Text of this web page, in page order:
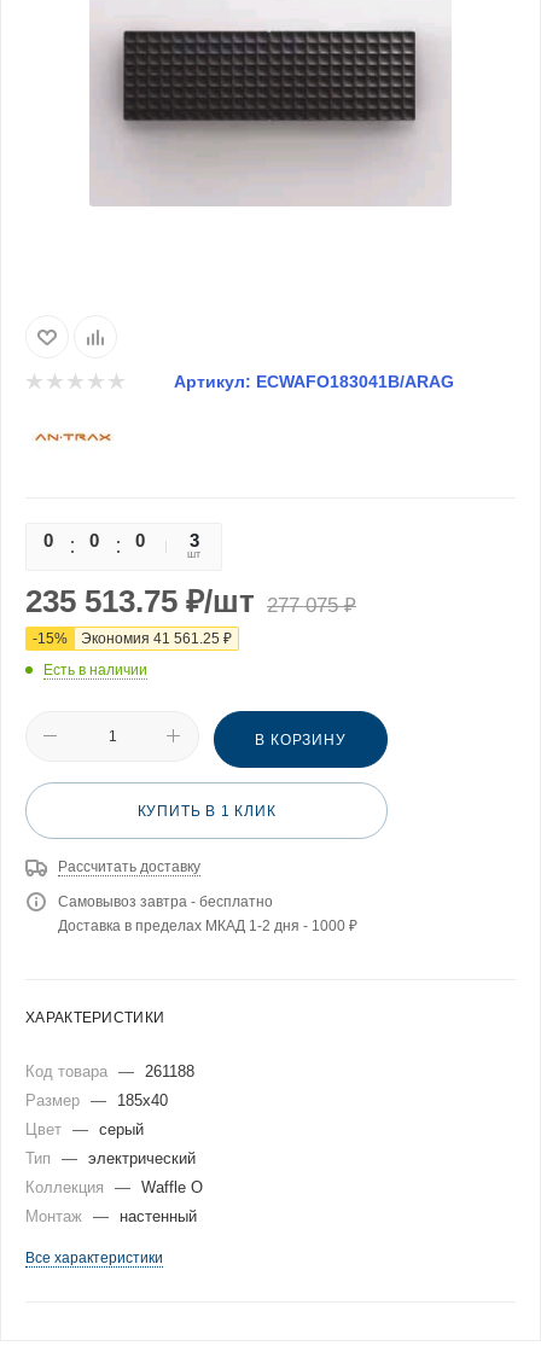
Артикул: ECWAFO183041B/ARAG
0 0 0 03
шт
235 513.75 ₽/шт 277 075₽
-15% Экономия 41 561.25 ₽
Есть в наличии
В КОРЗИНУ
КУПИТЬ В 1 КЛИК
Рассчитать доставку
Самовывоз завтра - бесплатно
Доставка в пределах МКАД 1-2 дня - 1000 ₽
ХАРАКТЕРИСТИКИ
Код товара —
261188
Размер —
185x40
Цвет — серый
Тип
— электрический
Коллекция
— Waffle O
Монтаж — настенный
Все характеристики